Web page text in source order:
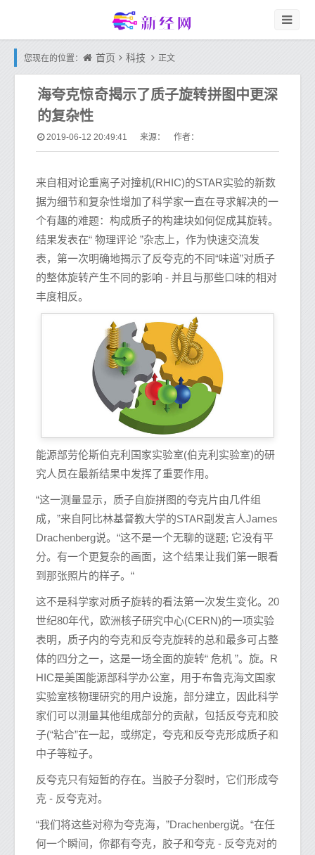
您现在的位置： 首页 科技 正文
海夸克惊奇揭示了质子旋转拼图中更深
的复杂性
2019-06-12 20:49:41 来源： 作者：
来自相对论重离子对撞机(RHIC)的STAR实验的新数
据为细节和复杂性增加了科学家一直在寻求解决的一
个有趣的难题：构成质子的构建块如何促成其旋转。
结果发表在“ 物理评论 ”杂志上，作为快速交流发
表，第一次明确地揭示了反夸克的不同“味道”对质子
的整体旋转产生不同的影响 - 并且与那些口味的相对
丰度相反。
能源部劳伦斯伯克利国家实验室(伯克利实验室)的研
究人员在最新结果中发挥了重要作用。
“这一测量显示，质子自旋拼图的夸克片由几件组
成，”来自阿比林基督教大学的STAR副发言人James
Drachenberg说。“这不是一个无聊的谜题; 它没有平
分。有一个更复杂的画面，这个结果让我们第一眼看
到那张照片的样子。“
这不是科学家对质子旋转的看法第一次发生变化。20
世纪80年代，欧洲核子研究中心(CERN)的一项实验
表明，质子内的夸克和反夸克旋转的总和最多可占整
体的四分之一，这是一场全面的旋转“ 危机 ”。旋。R
HIC是美国能源部科学办公室，用于布鲁克海文国家
实验室核物理研究的用户设施，部分建立，因此科学
家们可以测量其他组成部分的贡献，包括反夸克和胶
子(“粘合”在一起，或绑定，夸克和反夸克形成质子和
中子等粒子。
反夸克只有短暂的存在。当胶子分裂时，它们形成夸
克 - 反夸克对。
“我们将这些对称为夸克海，”Drachenberg说。“在任
何一个瞬间，你都有夸克，胶子和夸克 - 反夸克对的